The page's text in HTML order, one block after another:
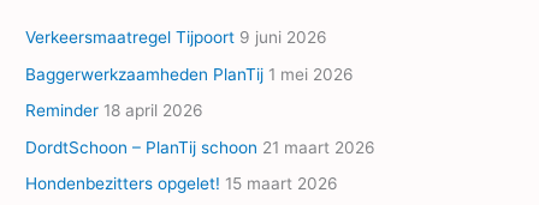
e
s
s
Verkeersmaatregel Tijpoort 9 juni 2026
Baggerwerkzaamheden PlanTij 1 mei 2026
Reminder 18 april 2026
DordtSchoon – PlanTij schoon 21 maart 2026
Hondenbezitters opgelet! 15 maart 2026